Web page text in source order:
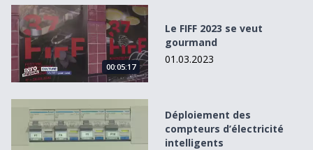
Le FIFF 2023 se veut gourmand
00:05:17
Le FIFF 2023 se veut
gourmand
01.03.2023
Déploiement des compteurs d’électricité intelligents
Déploiement des
compteurs d’électricité
intelligents